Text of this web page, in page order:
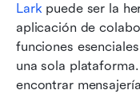
Lark puede ser la
aplicación de
funciones
una sola
encontrar